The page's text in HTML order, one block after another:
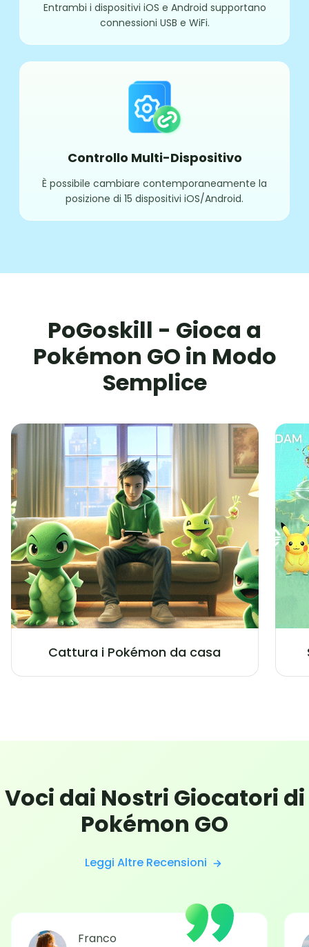
Entrambi i dispositivi iOS e Android supportano
connessioni USB e WiFi.
Controllo Multi-Dispositivo
È possibile cambiare contemporaneamente la
posizione di 15 dispositivi iOS/Android.
PoGoskill - Gioca a
Pokémon GO in Modo
Semplice
Cattura i Pokémon da casa
Voci dai Nostri Giocatori di
Pokémon GO
Leggi Altre Recensioni
Franco